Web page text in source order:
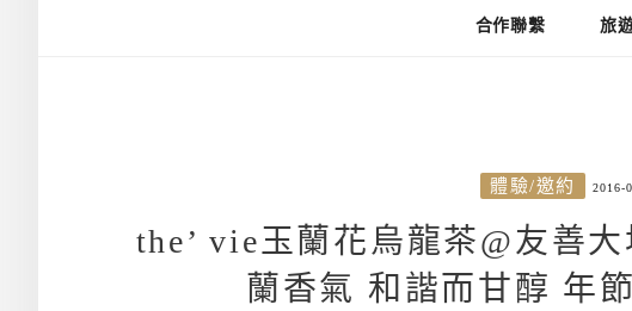
合作聯繫 旅
體驗/邀約 2016-
the’ vie玉蘭花烏龍茶@友善
蘭香氣 和諧而甘醇 年